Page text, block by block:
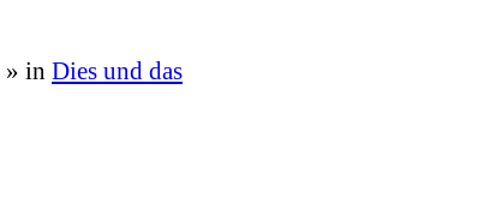
» in Dies und das